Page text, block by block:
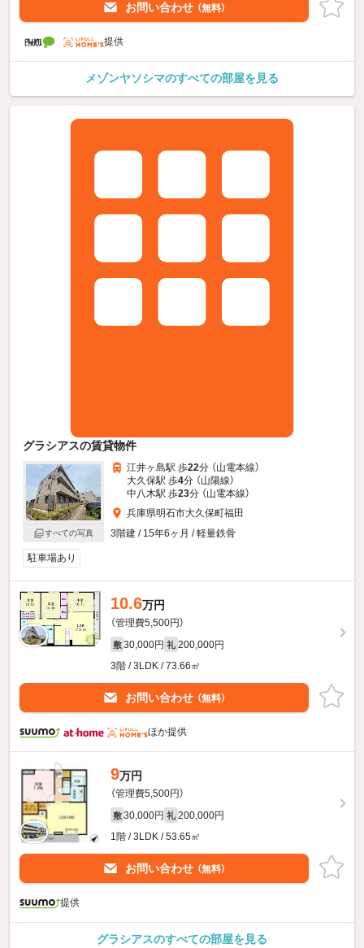
お問い合わせ （無料）
提供
メゾンヤソシマのすべての部屋を見る
グラシアスの賃貸物件
すべての写真
江井ヶ島駅 歩22分 （山電本線）
大久保駅 歩4分 （山陽線）
中八木駅 歩23分 （山電本線）
兵庫県明石市大久保町福田
3階建 / 15年6ヶ月 / 軽量鉄骨
駐車場あり
10.6万円
（管理費5,500円）
敷 30,000円 礼 200,000円
3階 / 3LDK / 73.66㎡
お問い合わせ （無料）
ほか提供
9万円
（管理費5,500円）
敷 30,000円 礼 200,000円
1階 / 3LDK / 53.65㎡
お問い合わせ （無料）
提供
グラシアスのすべての部屋を見る